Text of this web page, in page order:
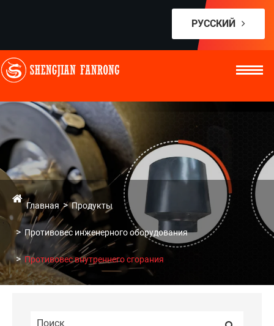
РУССКИЙ
Главная Продукты
Противовес инженерного оборудования
Противовес внутреннего сгорания